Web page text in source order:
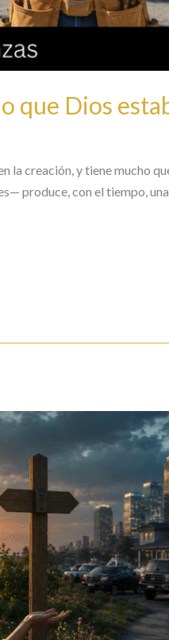
que Dios
la creación, y tiene mucho
produce, con el tiempo,